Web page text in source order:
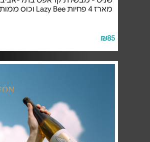
מארז 4 פחיות Lazy Bee וכוס ממותגת
₪85